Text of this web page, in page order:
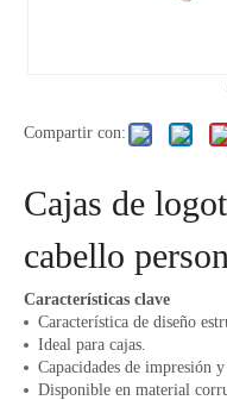
Compartir con:
Cajas de
cabello
Características clave
Característica de diseño
Ideal para cajas.
Capacidades de impresión
Disponible en material